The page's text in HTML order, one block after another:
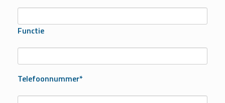
Functie
Telefoonnummer*